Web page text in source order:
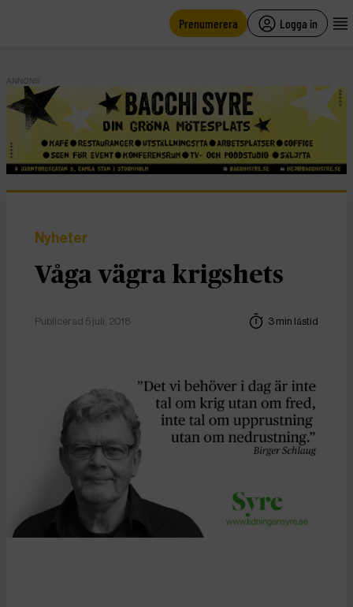
Prenumerera Logga in
ANNONS
Nyheter
Våga vägra krigshets
Publicerad 5 juli, 2018 3 min lästid